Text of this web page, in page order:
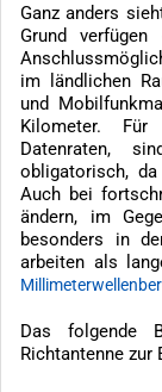
Ganz anders
Grund
im ländlichen
und
Kilometer. Für
Datenraten,
obligatorisch,
Auch bei
ändern, im
besonders in
arbeiten als
Das folgende
Richtantenne zur